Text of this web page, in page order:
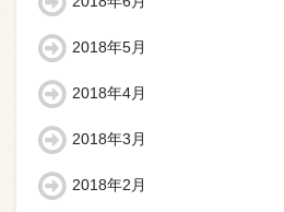
2018年5月
2018年4月
2018年3月
2018年2月